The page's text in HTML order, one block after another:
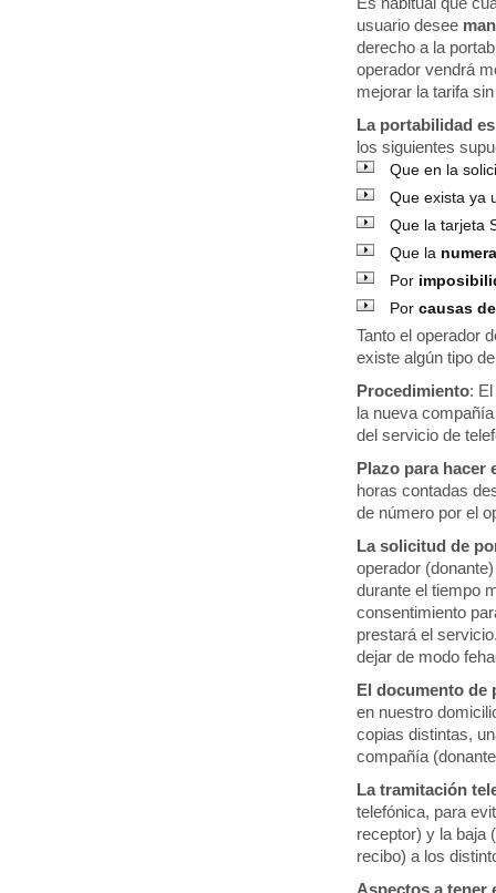
usuario desee
derecho a la
operador vendrá
mejorar la tarifa
La portabilidad
los siguientes
Que en la
Que exista ya
Que la tarjeta
Que la
Por
Porcausas
Tanto el operador
existe algún tipo
Procedimiento:
la nueva
del servicio de
Plazo para hacer
horas contadas
de número por el
La solicitud de
operador
durante el tiempo
consentimiento
prestará el
dejar de modo
El documento de
en nuestro
copias distintas,
compañía
La tramitación
telefónica, para
receptor) y la baja
recibo) a los